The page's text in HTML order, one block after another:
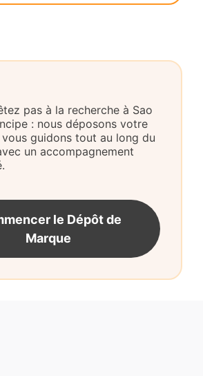
pas à la recherche à Sao
: nous déposons votre
guidons tout au long du
un accompagnement
le Dépôt de
Marque